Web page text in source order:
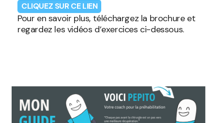
CLIQUEZ SUR CE LIEN
Pour en savoir plus, téléchargez la brochure et
regardez les vidéos d’exercices ci-dessous.